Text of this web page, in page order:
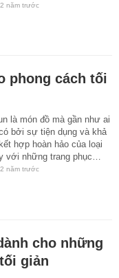
2 năm trước
phong cách tối
là món đồ mà gần như ai
bởi sự tiện dụng và khả
hợp hoàn hảo của loại
với những trang phục…
2 năm trước
cho những
giản